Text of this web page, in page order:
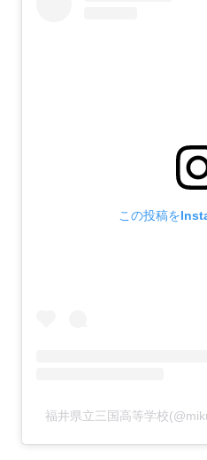
この投稿を
福井県立三国高等学校